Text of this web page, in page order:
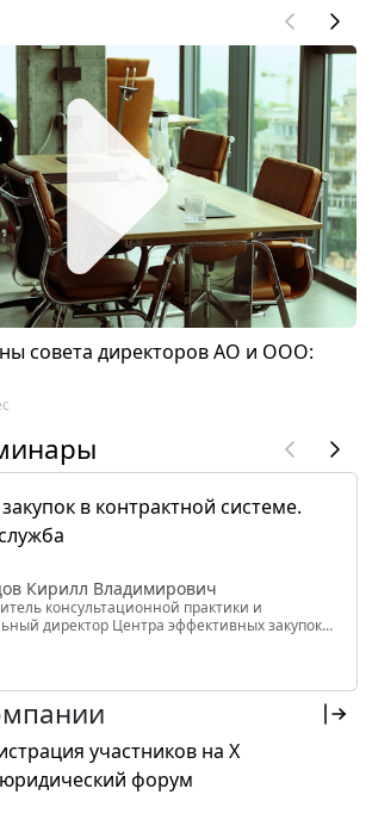
совета директоров АО и ООО:
в контрактной системе.
Кирилл Владимирович
консультационной практики и
директор Центра эффективных закупок
участников на X
форум